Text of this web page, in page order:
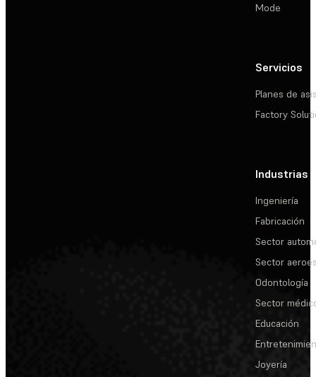
Mode
Servicios
Planes de
Factory
Industrias
Ingeniería
Fabricación
Sector
Sector
Odontología
Sector
Educación
Joyería